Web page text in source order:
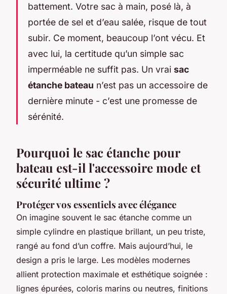
battement. Votre sac à main, posé là, à
portée de sel et d’eau salée, risque de tout
subir. Ce moment, beaucoup l’ont vécu. Et
avec lui, la certitude qu’un simple sac
imperméable ne suffit pas. Un vrai sac
étanche bateau n’est pas un accessoire de
dernière minute - c’est une promesse de
sérénité.
Pourquoi le sac étanche pour
bateau est-il l'accessoire mode et
sécurité ultime ?
Protéger vos essentiels avec élégance
On imagine souvent le sac étanche comme un
simple cylindre en plastique brillant, un peu triste,
rangé au fond d’un coffre. Mais aujourd’hui, le
design a pris le large. Les modèles modernes
allient protection maximale et esthétique soignée :
lignes épurées, coloris marins ou neutres, finitions